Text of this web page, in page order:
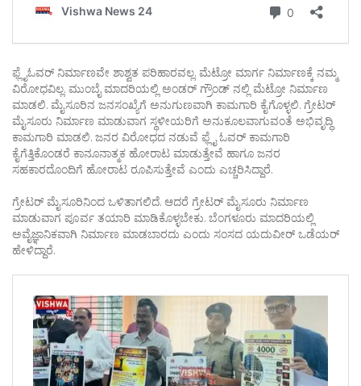
ಫ್ಲೈಓವರ್ ನಿರ್ಮಾಣವೇ ಶಾಶ್ವತ ಪರಿಹಾರವಲ್ಲ. ಮೆಟ್ರೋ ಮಾರ್ಗ ನಿರ್ಮಾಣಕ್ಕೆ ನಮ್ಮ
ವಿರೋಧವಿಲ್ಲ. ಮುಂಬೈ ಮಾದರಿಯಲ್ಲಿ ಅಂಡರ್ ಗ್ರೌಂಡ್ ನಲ್ಲಿ ಮೆಟ್ರೋ ನಿರ್ಮಾಣ
ಮಾಡಲಿ. ಮೈಸೂರಿನ ಜನಸಂಖ್ಯೆಗೆ ಅನುಗುಣವಾಗಿ ಕಾಮಗಾರಿ ಕೈಗೊಳ್ಳಲಿ. ಗ್ರೇಟರ್
ಮೈಸೂರು ನಿರ್ಮಾಣ ಮಾಡುವಾಗ ಸ್ಥಳೀಯರಿಗೆ ಅನುಕೂಲವಾಗುವಂತೆ ಅಭಿವೃದ್ಧಿ
ಕಾಮಗಾರಿ ಮಾಡಲಿ. ಜನರ ವಿರೋಧದ ನಡುವೆ ಫ್ಲೈ ಓವರ್ ಕಾಮಗಾರಿ
ಕೈಗೆತ್ತಿಕೊಂಡರೆ ಕಾನೂನಾತ್ಮಕ ಹೋರಾಟ ಮಾಡುತ್ತೇವೆ ಹಾಗೂ ಜನರ
ಸಹಕಾರದೊಂದಿಗೆ ಹೋರಾಟ ರೂಪಿಸುತ್ತೇವೆ ಎಂದು ಎಚ್ಚರಿಸಿದ್ದಾರೆ.
ಗ್ರೇಟರ್ ಮೈಸೂರಿನಿಂದ ಒಳಿತಾಗಲಿದೆ. ಆದರೆ ಗ್ರೇಟರ್ ಮೈಸೂರು ನಿರ್ಮಾಣ
ಮಾಡುವಾಗ ಪೂರ್ವ ತಯಾರಿ ಮಾಡಿಕೊಳ್ಳಬೇಕು. ಬೆಂಗಳೂರು ಮಾದರಿಯಲ್ಲಿ
ಅವೈಜ್ಞಾನಿಕವಾಗಿ ನಿರ್ಮಾಣ ಮಾಡಬಾರದು ಎಂದು ಸಂಸದ ಯದುವೀರ್ ಒಡೆಯರ್
ಹೇಳಿದ್ದಾರೆ.